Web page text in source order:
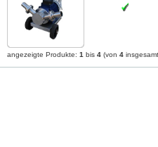
angezeigte Produkte: 1 bis 4 (von 4